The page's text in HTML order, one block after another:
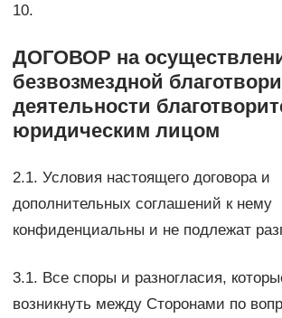
10.
ДОГОВОР на
безвозмездной
деятельности
юридическим лицом
2.1. Условия настоящего договора и
дополнительных соглашений к нему
конфиденциальны и не подлежат
3.1. Все споры и разногласия,
возникнуть между Сторонами по